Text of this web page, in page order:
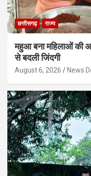
छत्तीसगढ़ राज्य
महुआ बना महिलाओं की
से बदली जिंदगी
August 6, 2026 News